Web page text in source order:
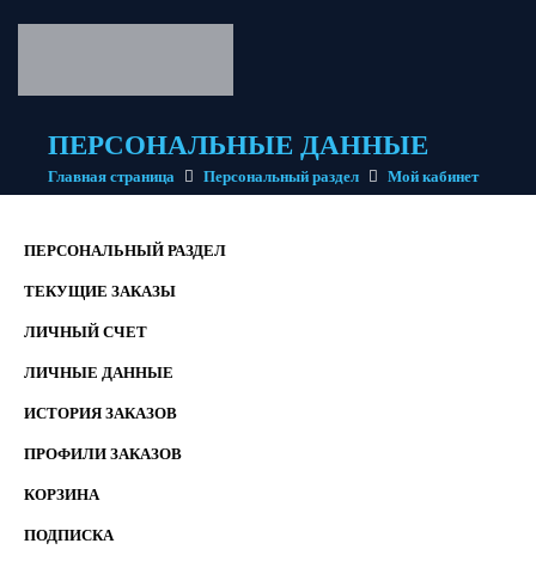
ПЕРСОНАЛЬНЫЕ ДАННЫЕ
Главная страница Персональный раздел Мой кабинет
ПЕРСОНАЛЬНЫЙ РАЗДЕЛ
ТЕКУЩИЕ ЗАКАЗЫ
ЛИЧНЫЙ СЧЕТ
ЛИЧНЫЕ ДАННЫЕ
ИСТОРИЯ ЗАКАЗОВ
ПРОФИЛИ ЗАКАЗОВ
КОРЗИНА
ПОДПИСКА